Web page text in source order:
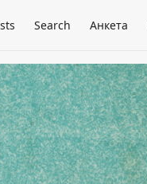
Search Анкета